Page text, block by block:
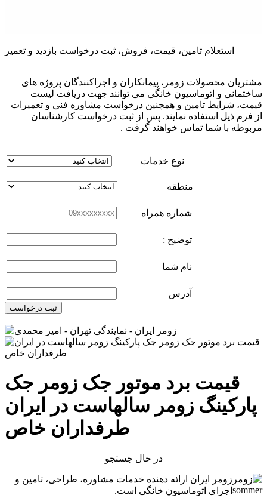
استعلام تامین، قیمت، فروش، ثبت درخواست بازدید و تعمیر
مشتریان محصولات زومر، پیمانکاران و اجراکنندگان پروژه های
ساختمانی و اتوماسیون خانگی می توانند جهت دریافت لیست
قیمت، شرایط تامین و همچنین درخواست مشاوره فنی و تعمیرات
از فرم ذیل استفاده نمایند. پس از ثبت درخواست کارشناسان
مربوطه با شما تماس خواهند گرفت .
نوع خدمات
منطقه
شماره همراه
توضیح :
نام شما
آدرس
ثبت درخواست
قیمت برد موتور جک زومر جک
پارکینگ زومر سالهاست در ایران
طرفداران خاص
در حال جستجو
زومر ایران ارائه دهنده خدمات مشاوره، طراحی، تامین و
اجرای اتوماسیون خانگی است.